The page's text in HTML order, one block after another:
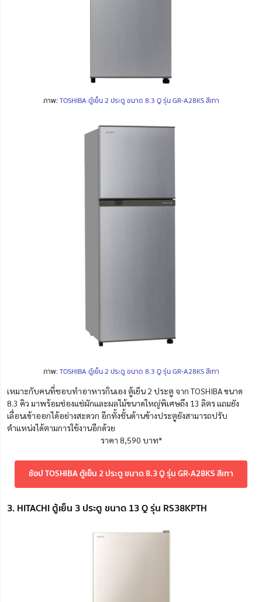
ภาพ:TOSHIBA ตู้เย็น 2 ประตู ขนาด 8.3 Q รุ่น GR-A28KS สีเทา
ภาพ:TOSHIBA ตู้เย็น 2 ประตู ขนาด 8.3 Q รุ่น GR-A28KS สีเทา
เหมาะกับคนที่ชอบทำอาหารกินเอง ตู้เย็น 2 ประตู จาก TOSHIBA ขนาด
8.3 คิว มาพร้อมช่องแช่ผักและผลไม้ขนาดใหญ่พิเศษถึง 13 ลิตร แถมยัง
เลื่อนเข้าออกได้อย่างสะดวก อีกทั้งชั้นด้านข้างประตูยังสามารถปรับ
ตำแหน่งได้ตามการใช้งานอีกด้วย
ราคา 8,590 บาท*
ช้อป TOSHIBA ตู้เย็น 2 ประตู ขนาด 8.3 Q รุ่น GR-A28KS สีเทา
3. HITACHI ตู้เย็น 3 ประตู ขนาด 13 Q รุ่น RS38KPTH